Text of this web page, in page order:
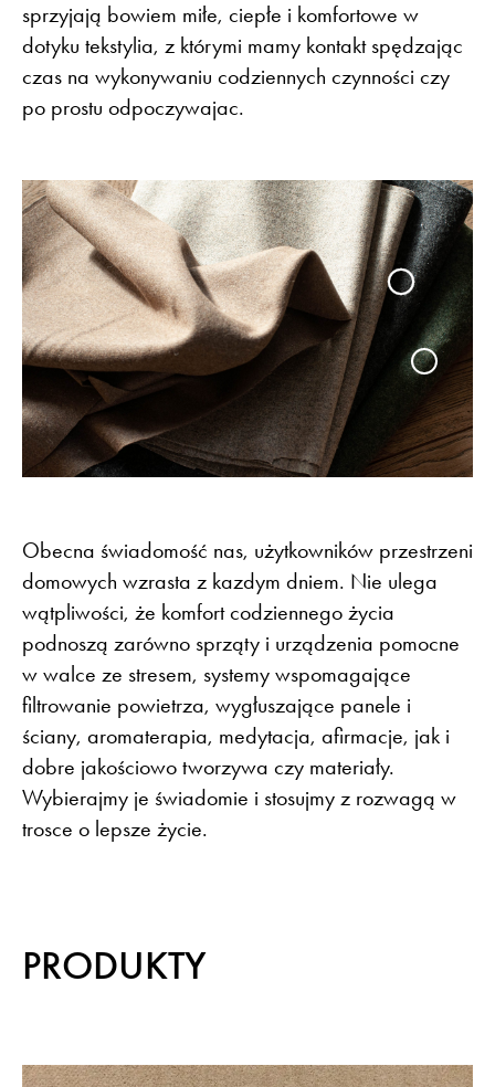
sprzyjają bowiem miłe, ciepłe i komfortowe w
dotyku tekstylia, z którymi mamy kontakt spędzając
czas na wykonywaniu codziennych czynności czy
po prostu odpoczywajac.
Obecna świadomość nas, użytkowników przestrzeni
domowych wzrasta z kazdym dniem. Nie ulega
wątpliwości, że komfort codziennego życia
podnoszą zarówno sprząty i urządzenia pomocne
w walce ze stresem, systemy wspomagające
filtrowanie powietrza, wygłuszające panele i
ściany, aromaterapia, medytacja, afirmacje, jak i
dobre jakościowo tworzywa czy materiały.
Wybierajmy je świadomie i stosujmy z rozwagą w
trosce o lepsze życie.
PRODUKTY